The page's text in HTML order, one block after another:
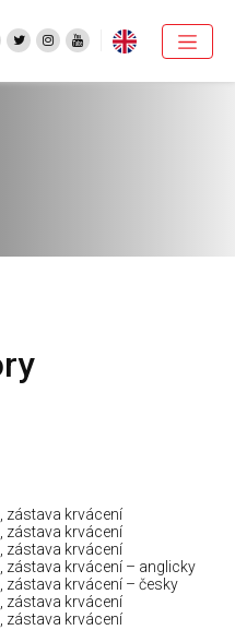
zástava krvácení
zástava krvácení
zástava krvácení
zástava krvácení – anglicky
zástava krvácení – česky
zástava krvácení
zástava krvácení